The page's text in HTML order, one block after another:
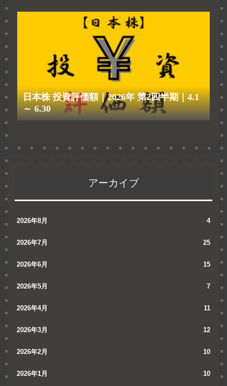
日本株 投資評価額｜2026年 第2四半期｜4.1
～ 6.30
アーカイブ
2026年8月 4
2026年7月 25
2026年6月 15
2026年5月 7
2026年4月 11
2026年3月 12
2026年2月 10
2026年1月 10